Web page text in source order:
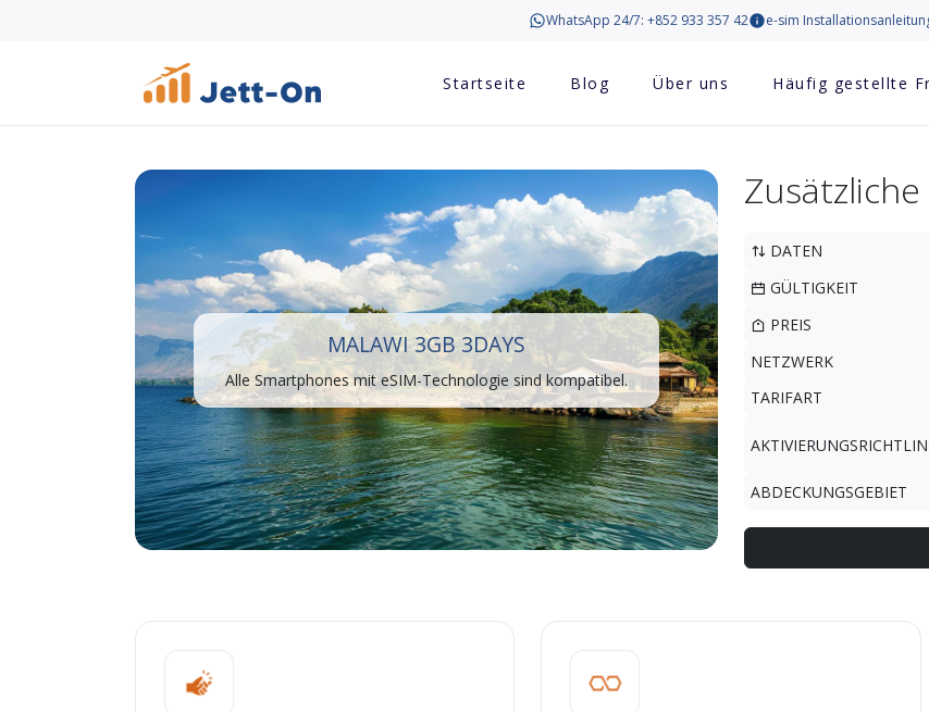
WhatsApp 24/7: +852 933 357 42 e-sim
Startseite Blog Über uns Häufig gestellte
MALAWI 3GB 3DAYS
Alle Smartphones mit eSIM-Technologie sind kompatibel.
DATEN
GÜLTIGKEIT
PREIS
NETZWERK
TARIFART
ABDECKUNGSGEBIET